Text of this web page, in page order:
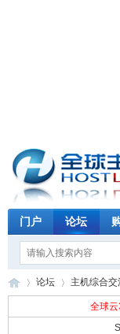
门户 论坛
论坛 主机综合交
全球